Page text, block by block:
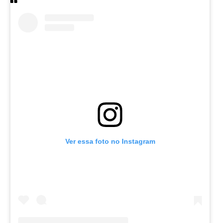
Ver essa foto no Instagram